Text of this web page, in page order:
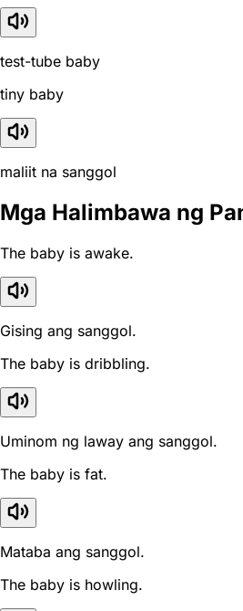
test-tube baby
tiny baby
maliit na sanggol
Mga Halimbawa ng
The baby is awake.
Gising ang sanggol.
The baby is dribbling.
Uminom ng laway ang sanggol.
The baby is fat.
Mataba ang sanggol.
The baby is howling.